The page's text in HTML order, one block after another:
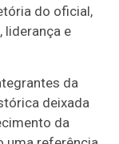
do oficial,
liderança e
da
deixada
da